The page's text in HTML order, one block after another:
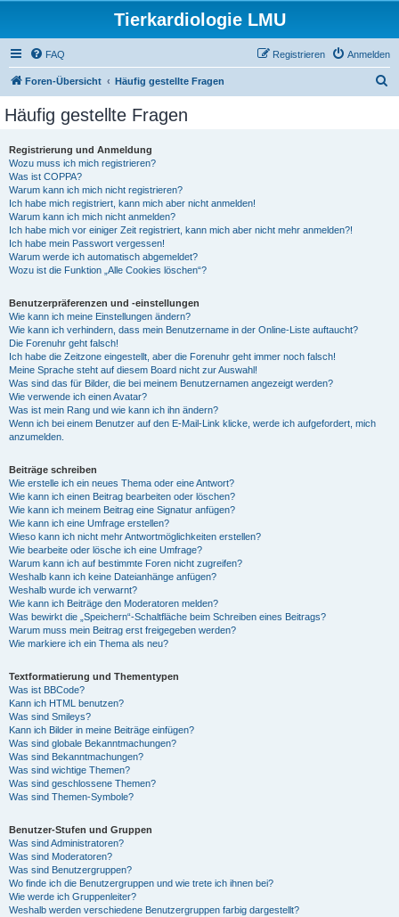
Tierkardiologie LMU
FAQ Anmelden
Registrieren
Foren-Übersicht Häufig gestellte Fragen
Häufig gestellte Fragen
Registrierung und Anmeldung
Wozu muss ich mich registrieren?
Was ist COPPA?
Warum kann ich mich nicht registrieren?
Ich habe mich registriert, kann mich aber nicht anmelden!
Warum kann ich mich nicht anmelden?
Ich habe mich vor einiger Zeit registriert, kann mich aber nicht mehr anmelden?!
Ich habe mein Passwort vergessen!
Warum werde ich automatisch abgemeldet?
Wozu ist die Funktion „Alle Cookies löschen“?
Benutzerpräferenzen und -einstellungen
Wie kann ich meine Einstellungen ändern?
Wie kann ich verhindern, dass mein Benutzername in der Online-Liste auftaucht?
Die Forenuhr geht falsch!
Ich habe die Zeitzone eingestellt, aber die Forenuhr geht immer noch falsch!
Meine Sprache steht auf diesem Board nicht zur Auswahl!
Was sind das für Bilder, die bei meinem Benutzernamen angezeigt werden?
Wie verwende ich einen Avatar?
Was ist mein Rang und wie kann ich ihn ändern?
Wenn ich bei einem Benutzer auf den E-Mail-Link klicke, werde ich aufgefordert, mich
anzumelden.
Beiträge schreiben
Wie erstelle ich ein neues Thema oder eine Antwort?
Wie kann ich einen Beitrag bearbeiten oder löschen?
Wie kann ich meinem Beitrag eine Signatur anfügen?
Wie kann ich eine Umfrage erstellen?
Wieso kann ich nicht mehr Antwortmöglichkeiten erstellen?
Wie bearbeite oder lösche ich eine Umfrage?
Warum kann ich auf bestimmte Foren nicht zugreifen?
Weshalb kann ich keine Dateianhänge anfügen?
Weshalb wurde ich verwarnt?
Wie kann ich Beiträge den Moderatoren melden?
Was bewirkt die „Speichern“-Schaltfläche beim Schreiben eines Beitrags?
Warum muss mein Beitrag erst freigegeben werden?
Wie markiere ich ein Thema als neu?
Textformatierung und Thementypen
Was ist BBCode?
Kann ich HTML benutzen?
Was sind Smileys?
Kann ich Bilder in meine Beiträge einfügen?
Was sind globale Bekanntmachungen?
Was sind Bekanntmachungen?
Was sind wichtige Themen?
Was sind geschlossene Themen?
Was sind Themen-Symbole?
Benutzer-Stufen und Gruppen
Was sind Administratoren?
Was sind Moderatoren?
Was sind Benutzergruppen?
Wo finde ich die Benutzergruppen und wie trete ich ihnen bei?
Wie werde ich Gruppenleiter?
Weshalb werden verschiedene Benutzergruppen farbig dargestellt?